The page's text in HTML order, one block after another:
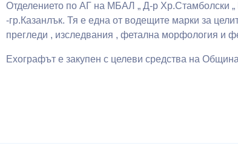
Отделението по АГ на МБАЛ „ Д-р Хр.Стамболски
-гр.Казанлък. Тя е една от водещите марки за
прегледи , изследвания , фетална морфология и
Ехографът е закупен с целеви средства на